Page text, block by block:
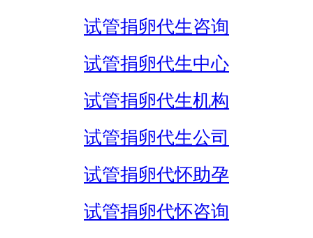
试管捐卵代生咨询
试管捐卵代生中心
试管捐卵代生机构
试管捐卵代生公司
试管捐卵代怀助孕
试管捐卵代怀咨询